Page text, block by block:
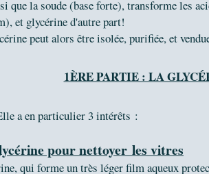
que la soude (base forte), transforme les
et glycérine d'autre part!
peut alors être isolée, purifiée, et
1ÈRE PARTIE : LA
a en particulier 3 intérêts :
pour nettoyer les vitres
qui forme un très léger film aqueux